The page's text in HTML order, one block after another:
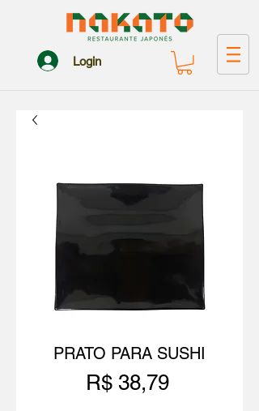
Login
PRATO PARA SUSHI
R$ 38,79Preço